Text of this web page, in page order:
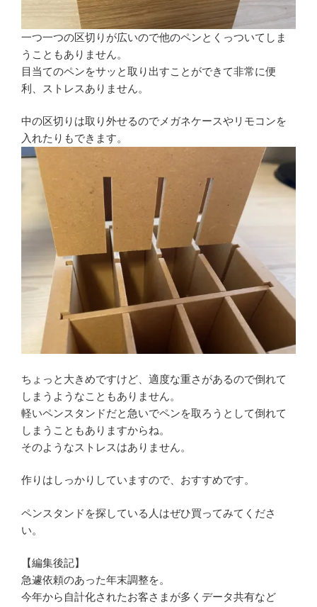
一つ一つの区切りが広いので他のペンとくっついてしま
うこともありません。
目当てのペンをサッと取り出すことができて非常に便
利、ストレスありません。
中の区切りは取り外せるのでメガネケースやリモコンを
入れたりもできます。
ちょっと大きめですけど、適度な重さがあるので倒れて
しまうようなこともありません。
軽いペンスタンドだと急いでペンを取ろうとして倒れて
しまうこともありますからね。
そのようなストレスはありません。
作りはしっかりしていますので、おすすめです。
ペンスタンドを探している人はぜひ買ってみてくださ
い。
【編集後記】
急遽依頼のあった年末調整を。
今年から自計化されたお客さまが多くデータ共有など